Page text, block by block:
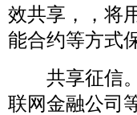
效共享，，将
能合约等方式
共享征信。
联网金融公司